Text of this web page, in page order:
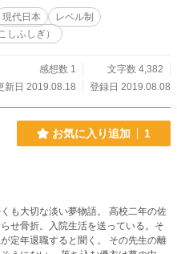
現代日本
レベル制
しふしぎ）
感想数 1
文字数 4,382
新日 2019.08.18
登録日 2019.08.08
お気に入り追加 1
な淡い夢物語。 高校二年の佐
せ骨折。入院生活を送っている。そ
職すると聞く。 その先生の離